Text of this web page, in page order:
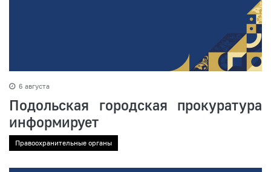
6 августа
Подольская городская прокуратура
информирует
Правоохранительные органы